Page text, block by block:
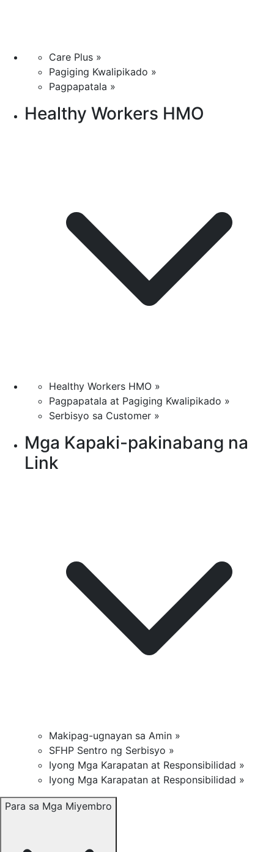
Care Plus »
Pagiging Kwalipikado »
Pagpapatala »
Healthy Workers HMO
Healthy Workers HMO »
Pagpapatala at Pagiging Kwalipikado »
Serbisyo sa Customer »
Mga Kapaki-pakinabang na
Link
Makipag-ugnayan sa Amin »
SFHP Sentro ng Serbisyo »
Iyong Mga Karapatan at Responsibilidad »
Iyong Mga Karapatan at Responsibilidad »
Para sa Mga Miyembro